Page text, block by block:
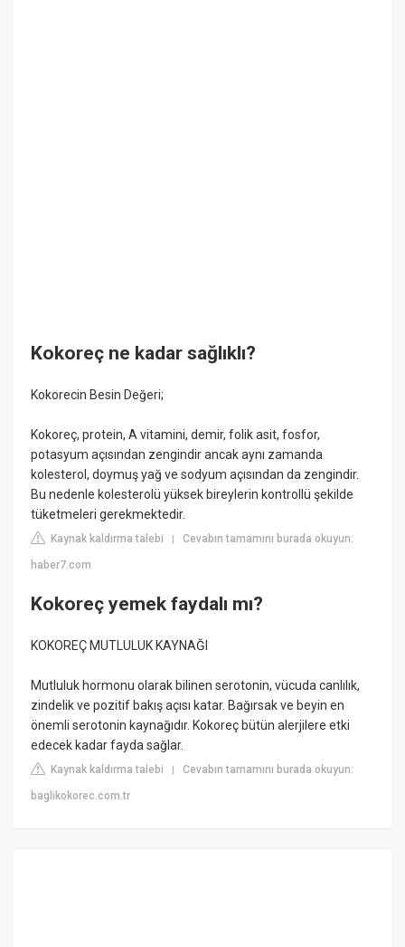
Kokoreç ne kadar sağlıklı?
Kokorecin Besin Değeri;
Kokoreç, protein, A vitamini, demir, folik asit, fosfor,
potasyum açısından zengindir ancak aynı zamanda
kolesterol, doymuş yağ ve sodyum açısından da zengindir.
Bu nedenle kolesterolü yüksek bireylerin kontrollü şekilde
tüketmeleri gerekmektedir.
Kaynak kaldırma talebi |Cevabın tamamını burada okuyun:
haber7.com
Kokoreç yemek faydalı mı?
KOKOREÇ MUTLULUK KAYNAĞI
Mutluluk hormonu olarak bilinen serotonin, vücuda canlılık,
zindelik ve pozitif bakış açısı katar. Bağırsak ve beyin en
önemli serotonin kaynağıdır. Kokoreç bütün alerjilere etki
edecek kadar fayda sağlar.
Kaynak kaldırma talebi |Cevabın tamamını burada okuyun:
baglikokorec.com.tr